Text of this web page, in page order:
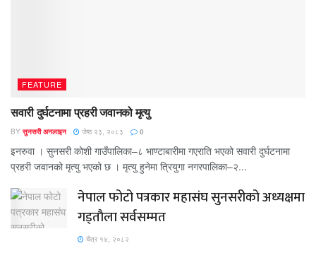
FEATURE
सवारी दुर्घटनामा प्रहरी जवानको मृत्यु
BY सुनसरी अनलाइन जेष्ठ २३, २०८३ 0
इनरुवा । सुनसरी कोशी गाउँपालिका–८ भाण्टाबारीमा गएराति भएको सवारी दुर्घटनामा
प्रहरी जवानको मृत्यु भएको छ । मृत्यु हुनेमा त्रियुगा नगरपालिका–२...
नेपाल फोटो पत्रकार महासंघ सुनसरीको अध्यक्षमा
गड्ताैला सर्वसम्मत
चैत्र १४, २०८२